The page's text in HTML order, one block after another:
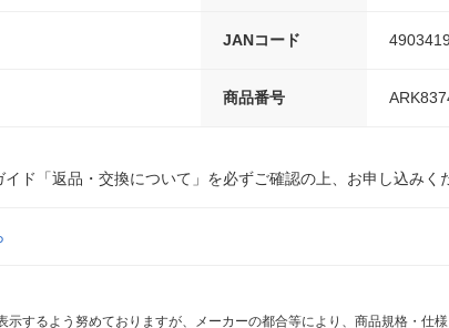
JANコード
商品番号
ド「返品・交換について」を必ずご確認の上、お申し込みく
するよう努めておりますが、メーカーの都合等により、商品規格・仕